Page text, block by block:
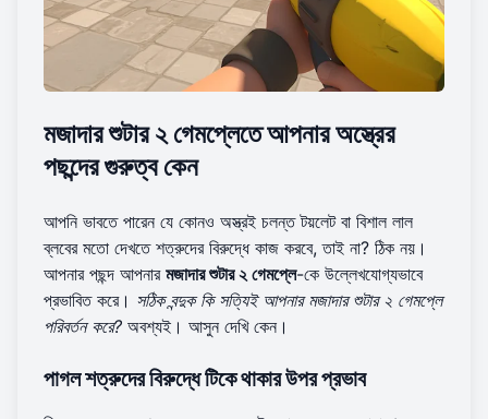
মজাদার শুটার ২ গেমপ্লেতে আপনার অস্ত্রের
পছন্দের গুরুত্ব কেন
আপনি ভাবতে পারেন যে কোনও অস্ত্রই চলন্ত টয়লেট বা বিশাল লাল
ব্লবের মতো দেখতে শত্রুদের বিরুদ্ধে কাজ করবে, তাই না? ঠিক নয়।
আপনার পছন্দ আপনার মজাদার শুটার ২ গেমপ্লে-কে উল্লেখযোগ্যভাবে
প্রভাবিত করে। সঠিক বন্দুক কি সত্যিই আপনার মজাদার শুটার ২ গেমপ্লে
পরিবর্তন করে? অবশ্যই। আসুন দেখি কেন।
পাগল শত্রুদের বিরুদ্ধে টিকে থাকার উপর প্রভাব